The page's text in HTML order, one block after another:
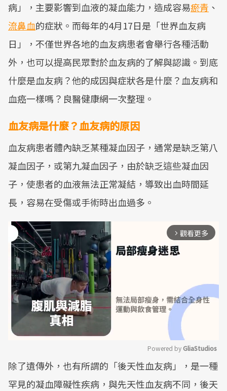
病」，主要影響到血液的凝血能力，造成容易瘀青 、
流鼻血的症狀。而每年的4月17日是「世界血友病
日」，不僅世界各地的血友病患者會舉行各種活動
外，也可以提高民眾對於血友病的了解與認識。到底
什麼是血友病？他的成因與症狀各是什麼？血友病和
血癌一樣嗎？良醫健康網一次整理。
血友病是什麼？血友病的原因
血友病患者體內缺乏某種凝血因子，通常是缺乏第八
凝血因子，或第九凝血因子，由於缺乏這些凝血因
子，使患者的血液無法正常凝結，導致出血時間延
長，容易在受傷或手術時出血過多。
arrow_forward_ios 觀看更多
Mute
Powered by GliaStudios
除了遺傳外，也有所謂的「後天性血友病」，是一種
罕見的凝血障礙性疾病，與先天性血友病不同，後天